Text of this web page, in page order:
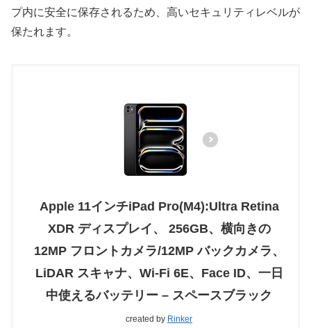
プ内に安全に保存されるため、高いセキュリティレベルが
保たれます。
Apple 11インチiPad Pro(M4):Ultra Retina
XDR ディスプレイ、 256GB、横向きの
12MP フロントカメラ/12MP バックカメラ、
LiDAR スキャナ、Wi-Fi 6E、Face ID、一日
中使えるバッテリー – スペースブラック
created by Rinker